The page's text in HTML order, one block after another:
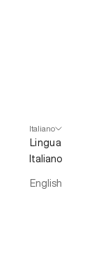
Italiano
Lingua
Italiano
English